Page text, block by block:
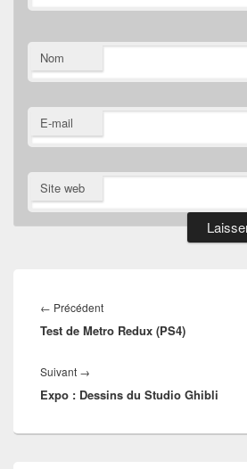
Nom
E-mail
Site web
de
l’article
← PrécédentArticle
précédent :
Test de Metro Redux (PS4)
Suivant →
suivant :
Expo : Dessins du Studio Ghibli